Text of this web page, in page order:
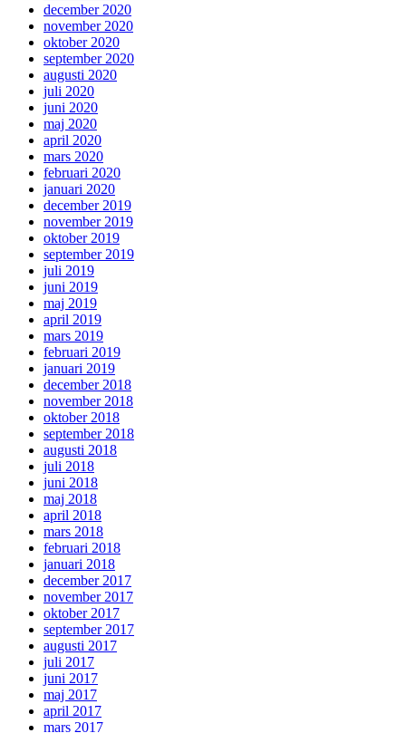
december 2020
november 2020
oktober 2020
september 2020
augusti 2020
juli 2020
juni 2020
maj 2020
april 2020
mars 2020
februari 2020
januari 2020
december 2019
november 2019
oktober 2019
september 2019
juli 2019
juni 2019
maj 2019
april 2019
mars 2019
februari 2019
januari 2019
december 2018
november 2018
oktober 2018
september 2018
augusti 2018
juli 2018
juni 2018
maj 2018
april 2018
mars 2018
februari 2018
januari 2018
december 2017
november 2017
oktober 2017
september 2017
augusti 2017
juli 2017
juni 2017
maj 2017
april 2017
mars 2017